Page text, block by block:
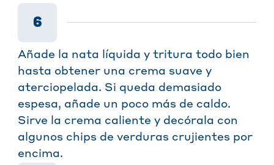
6
Añade la nata líquida y tritura todo bien
hasta obtener una crema suave y
aterciopelada. Si queda demasiado
espesa, añade un poco más de caldo.
Sirve la crema caliente y decórala con
algunos chips de verduras crujientes por
encima.